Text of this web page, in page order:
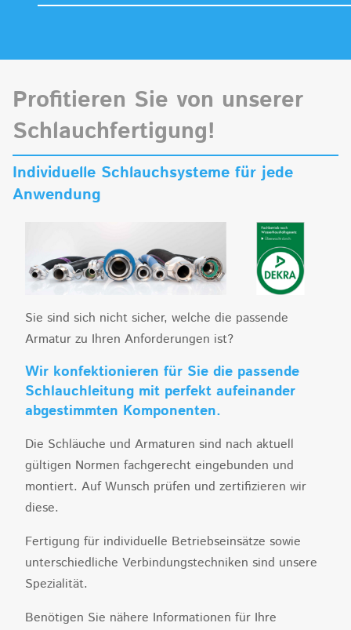
Profitieren Sie von unserer
Schlauchfertigung!
Individuelle Schlauchsysteme für jede
Anwendung
Sie sind sich nicht sicher, welche die passende
Armatur zu Ihren Anforderungen ist?
Wir konfektionieren für Sie die passende
Schlauchleitung mit perfekt aufeinander
abgestimmten Komponenten.
Die Schläuche und Armaturen sind nach aktuell
gültigen Normen fachgerecht eingebunden und
montiert. Auf Wunsch prüfen und zertifizieren wir
diese.
Fertigung für individuelle Betriebseinsätze sowie
unterschiedliche Verbindungstechniken sind unsere
Spezialität.
Benötigen Sie nähere Informationen für Ihre